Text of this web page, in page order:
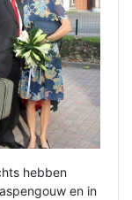
hebben
en in